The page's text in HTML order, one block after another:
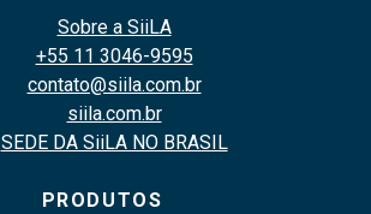
Sobre a SiiLA
+55 11 3046-9595
contato@siila.com.br
siila.com.br
SEDE DA SiiLA NO BRASIL
PRODUTOS